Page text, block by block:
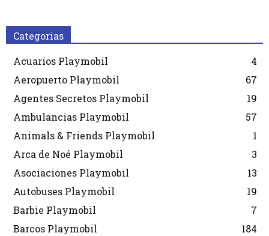
Categorias
Acuarios Playmobil
4
Aeropuerto Playmobil
67
Agentes Secretos Playmobil
19
Ambulancias Playmobil
57
Animals & Friends Playmobil
1
Arca de Noé Playmobil
3
Asociaciones Playmobil
13
Autobuses Playmobil
19
Barbie Playmobil
7
Barcos Playmobil
184